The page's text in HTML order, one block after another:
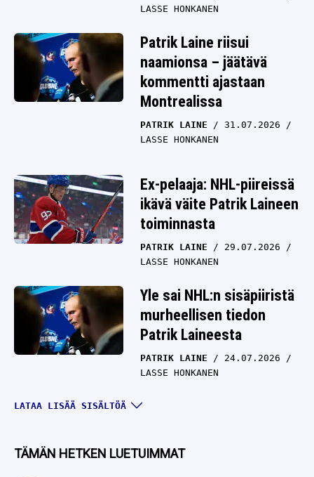
LASSE HONKANEN
Patrik Laine riisui
naamionsa – jäätävä
kommentti ajastaan
Montrealissa
PATRIK LAINE
31.07.2026
LASSE HONKANEN
Ex-pelaaja: NHL-piireissä
ikävä väite Patrik Laineen
toiminnasta
PATRIK LAINE
29.07.2026
LASSE HONKANEN
Yle sai NHL:n sisäpiiristä
murheellisen tiedon
Patrik Laineesta
PATRIK LAINE
24.07.2026
LASSE HONKANEN
Maisema vaihtui –
Laineen uuden osoitteen
LATAA LISÄÄ SISÄLTÖÄ
TÄMÄN HETKEN LUETUIMMAT